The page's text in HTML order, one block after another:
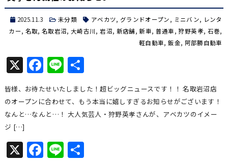
2025.11.3 未分類 アベカツ, グランドオープン, ミニバン, レンタ
カー, 名取, 名取岩沼,大崎古川,岩沼, 新店舗,新車, 普通車,狩野英孝, 石巻,
軽自動車,鈑金, 阿部勝自動車
X Facebook
Line共
有
皆様、お待たせいたしました！超ビッグニュースです！！ 名取岩沼店
のオープンに合わせて、もう本当に嬉しすぎるお知らせがございます！
なんと…なんと…！ 大人気芸人・狩野英孝さんが、アベカツのイメー
ジ […]
X Facebook
Line共